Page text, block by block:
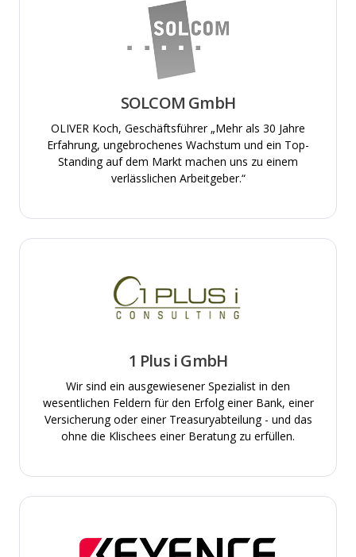
SOLCOM GmbH
OLIVER Koch, Geschäftsführer „Mehr als 30 Jahre
Erfahrung, ungebrochenes Wachstum und ein Top-
Standing auf dem Markt machen uns zu einem
verlässlichen Arbeitgeber.“
1 Plus i GmbH
Wir sind ein ausgewiesener Spezialist in den
wesentlichen Feldern für den Erfolg einer Bank, einer
Versicherung oder einer Treasuryabteilung - und das
ohne die Klischees einer Beratung zu erfüllen.